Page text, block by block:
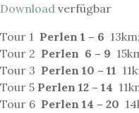
Download verfügbar
Tour 1 Perlen 1 – 6 13km;
Tour 2 Perlen 6 – 9
Tour 3 Perlen 10 – 11
Tour 5 Perlen 12 – 14
Tour 6 Perlen 14 – 20